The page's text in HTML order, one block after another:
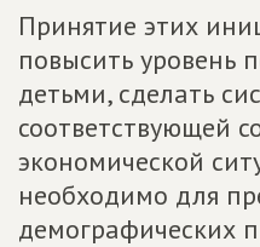
Принятие этих
повысить уровень
детьми, сделать
соответствующей
экономической
необходимо для
демографических